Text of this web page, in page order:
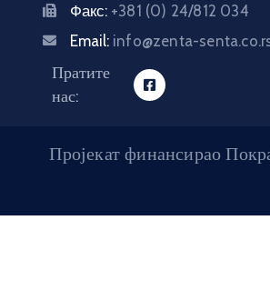
Факс: +381 (0) 24/812 034
Email: info@zenta-
Пратите
нас:
Пројекат финансирао